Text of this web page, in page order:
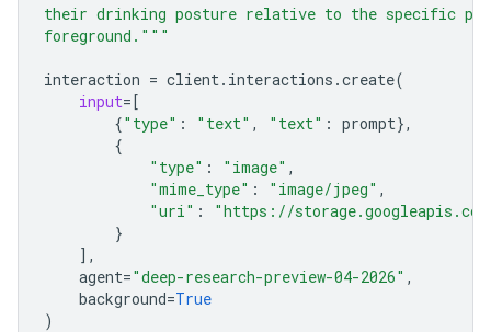
their drinking posture relative to the specific
foreground."""
interaction = client. interactions .create(
input=[
{"type" : "text" , "text" : prompt},
{
"type" : "image" ,
"mime_type" : "image/jpeg" ,
"uri" :
"https://
}
],
agent="deep-research-preview-04-2026" ,
background=True
)